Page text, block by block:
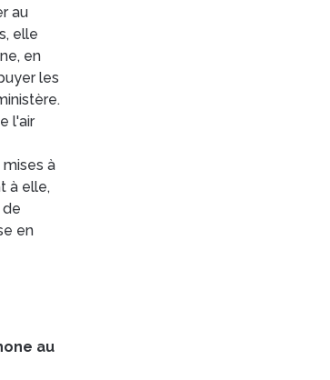
au
elle
en
les
l'air
à
à elle,
en
au